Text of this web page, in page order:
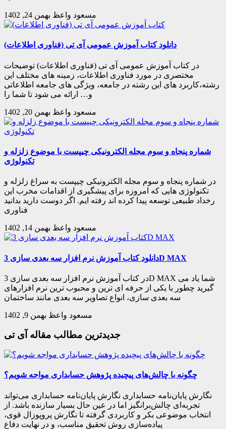
مسعود واعظ بهمن 24, 1402
دانلود کتاب آموزش عمومی آی تی (فناوری اطلاعات)
در کتاب آموزش عمومی آی تی (فناوری اطلاعات) توضیحات
مختصری در مورد فناوری اطلاعات، زمینه های مختلف این
رشته،کاربرد های این رشته در جامعه، ویژگی های جامعه اطلاعاتی
و… ارائه می شود تا شما را
مسعود واعظ بهمن 20, 1402
شماره پنجاه و سوم مجله الکترونیکی چیپست با موضوع زلزله و
تکنولوژی
در شماره پنجاه و سوم مجله الکترونیکی چیپست به سراغ زلزله و
تکنولوژی هایی که امروزه برای پیشگیری از اقدامات مخرب این
رخداد طبیعی توسعه پیدا کرده اند رفته ایم. اگر دوست دارید بدانید
فناوری
مسعود واعظ بهمن 14, 1402
دانلود کتاب آموزش نرم افزار سه بعدی سازی 3D MAX
در کتاب آموزش نرم افزار سه بعدی سازی 3D MAX شما یاد می
گیرید چطور با یکی از حرفه ای ترین و محبوب ترین نرم افزارهای
سه بعدی سازی، انواع تصاویر سه بعدی مانند ساختمان
مسعود واعظ بهمن 9, 1402
جدیدترین مطالب مقاله آی تی
چگونه با چالش‌های پیچیده پژوهش حسابداری مواجه‌ شویم؟
نگارش پایان‌نامه حسابداری نگارش پایان‌نامه حسابداری می‌تواند
تجربه‌ای چالش‌برانگیز اما در عین حال بسیار سازنده باشد. از
انتخاب موضوعی بکر و کاربردی گرفته تا نگارش پروپوزال قوی،
پیاده‌سازی روش تحقیق مناسب، و در نهایت دفاع